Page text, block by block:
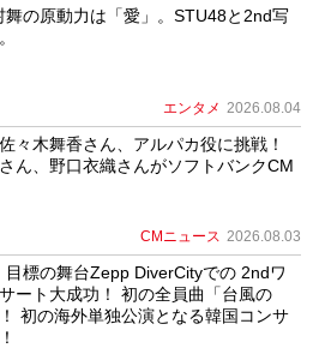
舞の原動力は「愛」。STU48と2nd写
エンタメ 2026.08.04
々木舞香さん、アルパカ役に挑戦！
ん、野口衣織さんがソフトバンクCM
CMニュース 2026.08.03
目標の舞台Zepp DiverCityでの 2ndワ
ート大成功！ 初の全員曲「台風の
初の海外単独公演となる韓国コンサ